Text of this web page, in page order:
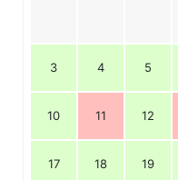
3 4 5
10 11 12
17 18 19